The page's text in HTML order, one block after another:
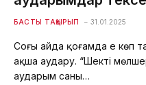
БАСТЫ ТАҚЫРЫП 31.01.2025
Соңғы айда қоғамда ең көп
ақша аудару. “Шекті
аударым саны…